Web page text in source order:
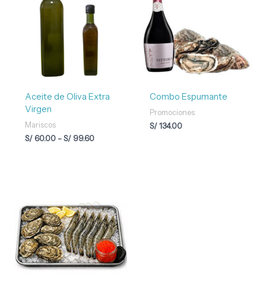
Aceite de Oliva Extra
Virgen
Mariscos
S/60.00 - S/99.60
desde
S/ 60.00
hasta
Combo Espumante
Promociones
S/134.00